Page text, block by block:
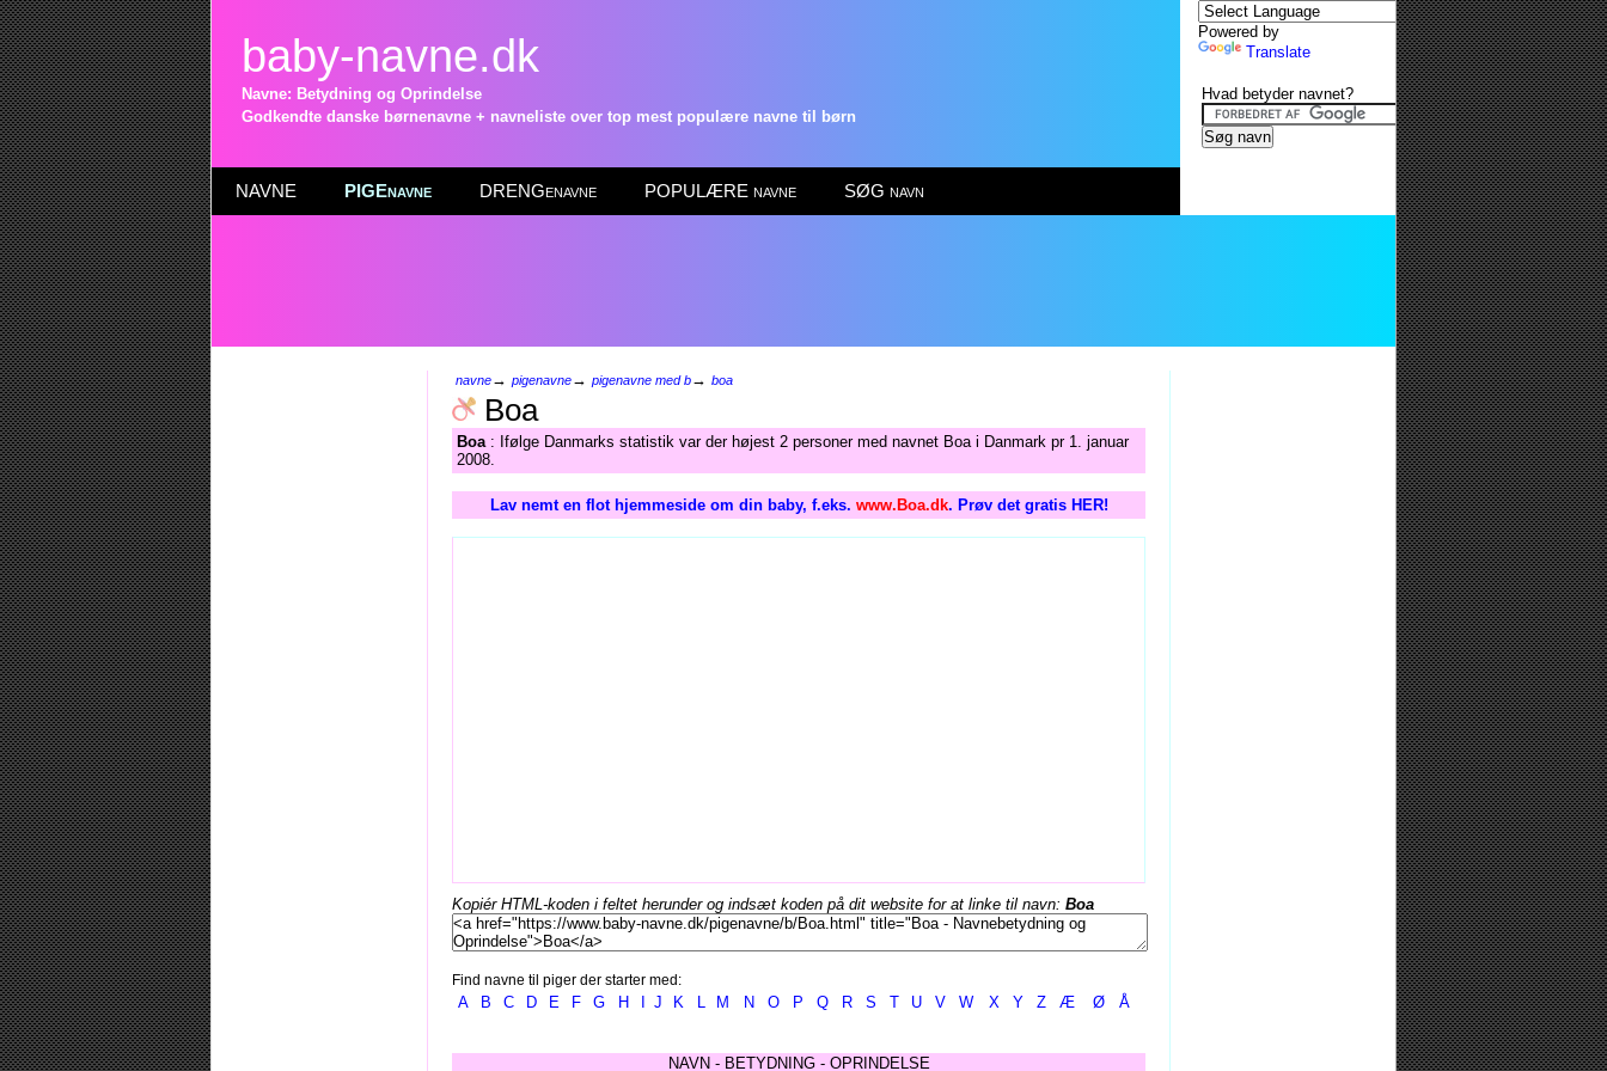
baby-navne.dk
Navne: Betydning og Oprindelse
Godkendte danske børnenavne + navneliste over top mest populære navne til børn
NAVNE PIGEnavne DRENGenavne POPULÆRE navne SØG navn
navne→ pigenavne→ pigenavne med b→ boa
Boa
Boa: Ifølge Danmarks statistik var der højest 2 personer med navnet Boa i Danmark pr 1. januar
2008.
Lav nemt en flot hjemmeside om din baby, f.eks. www.Boa.dk. Prøv det gratis HER!
Kopiér HTML-koden i feltet herunder og indsæt koden på dit website for at linke til navn: Boa
Find navne til piger der starter med:
A B C D E F G H J K L M N O P Q R S T U V W X Y Z Æ Ø Å
NAVN - BETYDNING - OPRINDELSE
Powered by
Translate
Hvad betyder navnet?